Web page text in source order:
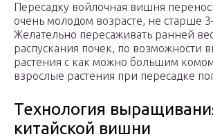
Пересадку войлочная вишня
очень молодом возрасте, не старше
Желательно пересаживать ранней
распускания почек, по возможности
растения с как можно большим
взрослые растения при пересадке
Технология
китайской вишни